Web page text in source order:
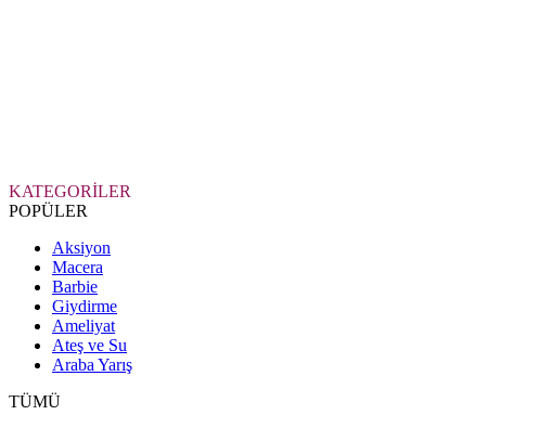
KATEGORİLER
POPÜLER
Aksiyon
Macera
Barbie
Giydirme
Ameliyat
Ateş ve Su
Araba Yarış
TÜMÜ